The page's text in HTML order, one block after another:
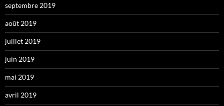
septembre 2019
août 2019
juillet 2019
juin 2019
mai 2019
avril 2019